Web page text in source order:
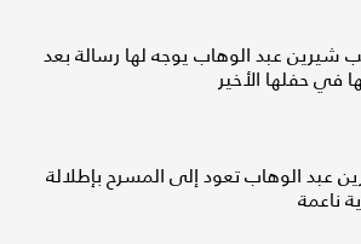
شيرين عبد الوهاب يوجه لها رسالة بعد
في حفلها الأخير
عبد الوهاب تعود إلى المسرح بإطلالة
ناعمة